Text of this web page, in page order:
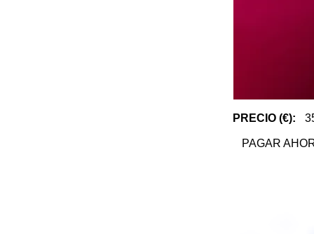
PRECIO (€):
PAGAR